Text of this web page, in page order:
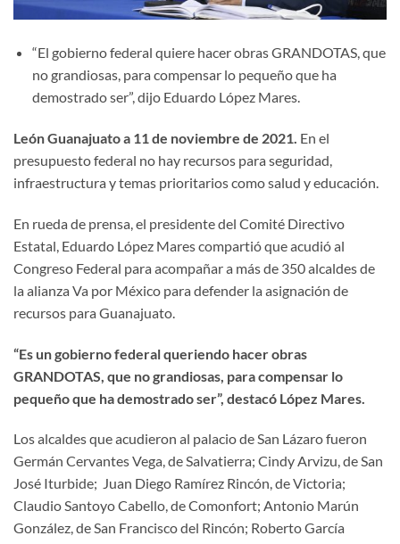
“El gobierno federal quiere hacer obras GRANDOTAS, que
no grandiosas, para compensar lo pequeño que ha
demostrado ser”, dijo Eduardo López Mares.
León Guanajuato a 11 de noviembre de 2021. En el
presupuesto federal no hay recursos para seguridad,
infraestructura y temas prioritarios como salud y educación.
En rueda de prensa, el presidente del Comité Directivo
Estatal, Eduardo López Mares compartió que acudió al
Congreso Federal para acompañar a más de 350 alcaldes de
la alianza Va por México para defender la asignación de
recursos para Guanajuato.
“Es un gobierno federal queriendo hacer obras
GRANDOTAS, que no grandiosas, para compensar lo
pequeño que ha demostrado ser”, destacó López Mares.
Los alcaldes que acudieron al palacio de San Lázaro fueron
Germán Cervantes Vega, de Salvatierra; Cindy Arvizu, de San
José Iturbide; Juan Diego Ramírez Rincón, de Victoria;
Claudio Santoyo Cabello, de Comonfort; Antonio Marún
González, de San Francisco del Rincón; Roberto García